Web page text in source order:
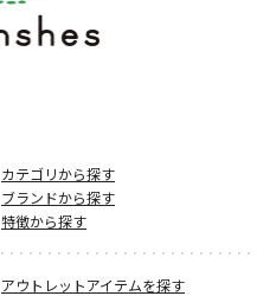
カテゴリから探す
ブランドから探す
特徴から探す
アウトレットアイテムを探す